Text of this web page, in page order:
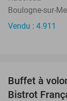
Boulogne-sur-
Vendu : 4.911
Buffet à
Bistrot